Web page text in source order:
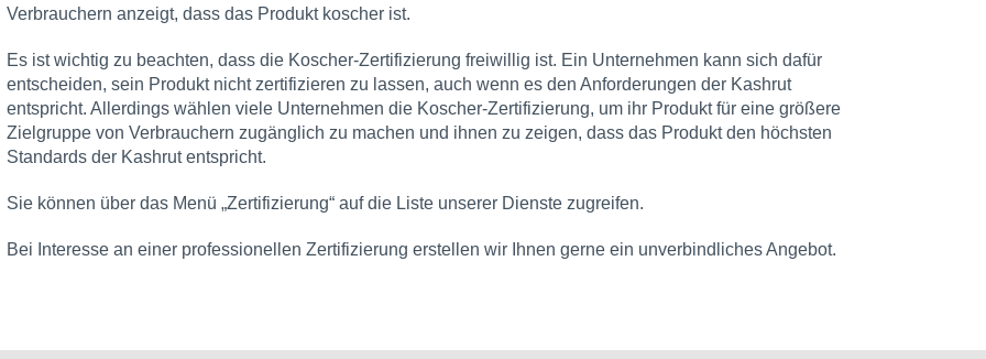
Verbrauchern anzeigt, dass das Produkt koscher ist.
Es ist wichtig zu beachten, dass die Koscher-Zertifizierung freiwillig ist. Ein Unternehmen kann sich dafür
entscheiden, sein Produkt nicht zertifizieren zu lassen, auch wenn es den Anforderungen der Kashrut
entspricht. Allerdings wählen viele Unternehmen die Koscher-Zertifizierung, um ihr Produkt für eine größere
Zielgruppe von Verbrauchern zugänglich zu machen und ihnen zu zeigen, dass das Produkt den höchsten
Standards der Kashrut entspricht.
Sie können über das Menü „Zertifizierung“ auf die Liste unserer Dienste zugreifen.
Bei Interesse an einer professionellen Zertifizierung erstellen wir Ihnen gerne ein unverbindliches Angebot.